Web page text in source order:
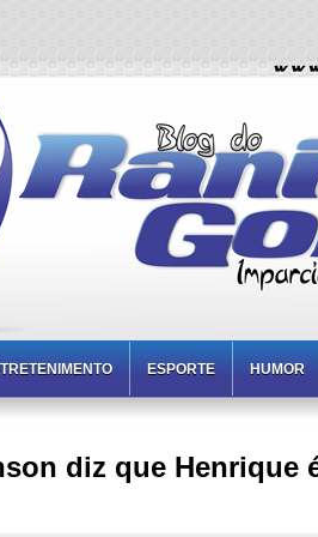
ESPORTE HUMOR
diz que Henrique